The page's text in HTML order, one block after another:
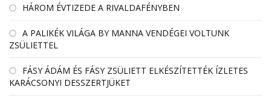
HÁROM ÉVTIZEDE A RIVALDAFÉNYBEN
A PALIKÉK VILÁGA BY MANNA VENDÉGEI VOLTUNK
ZSÜLIETTEL
FÁSY ÁDÁM ÉS FÁSY ZSÜLIETT ELKÉSZÍTETTÉK ÍZLETES
KARÁCSONYI DESSZERTJÜKET